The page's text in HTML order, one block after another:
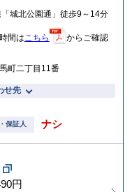
城北公園通」徒歩9～14分
間はこちら
からご確認
町二丁目11番
せ先
保証人 ナシ
円